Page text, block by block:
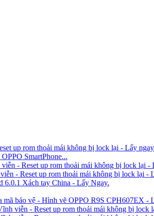
up rom thoải mái không bị lock lại - Lấy
SmartPhone...
- Reset up rom thoải mái không bị lock lại -
- Reset up rom thoải mái không bị lock lại -
6.0.1 Xách tay China - Lấy Ngay.
bảo vệ - Hình vẽ OPPO R9S CPH607EX -
viễn - Reset up rom thoải mái không bị lock